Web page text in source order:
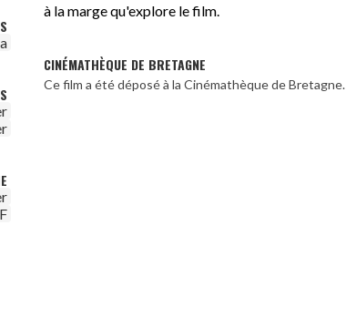
à la marge qu'explore le film.
CINÉMATHÈQUE DE BRETAGNE
Ce film a été déposé à la Cinémathèque de Bretagne.